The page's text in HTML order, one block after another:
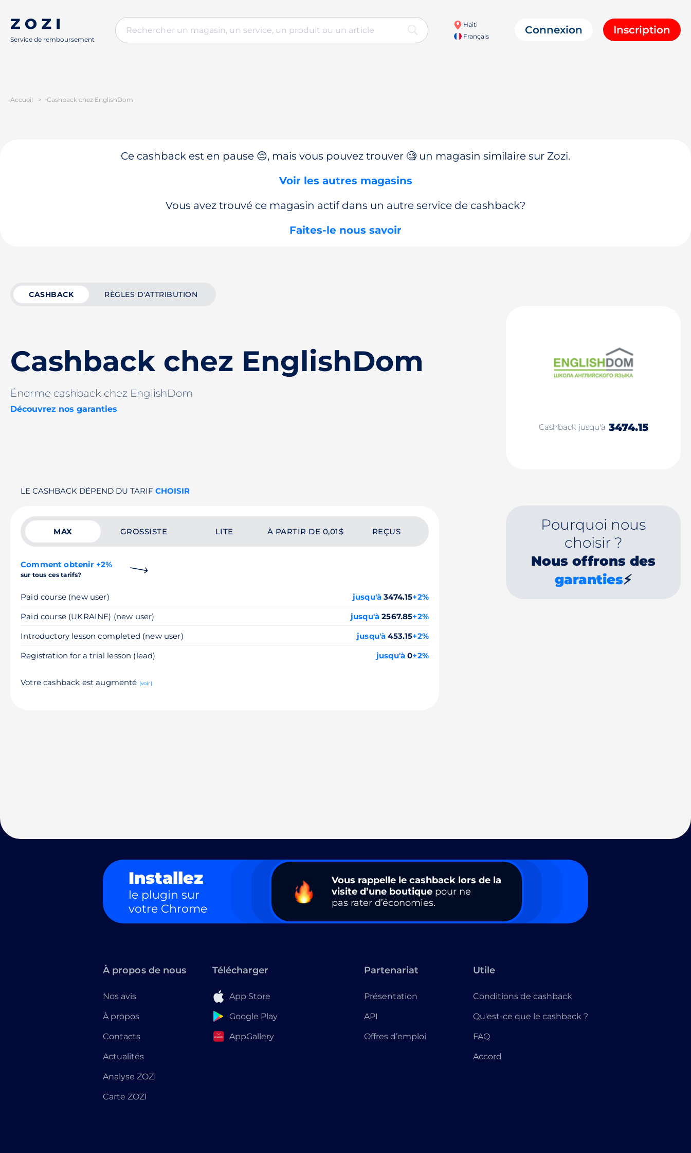
Service de remboursement
Haiti
Français
Connexion Inscription
Accueil > Cashback chez EnglishDom
Ce cashback est en pause 😔, mais vous pouvez trouver 🧐 un magasin similaire sur Zozi.
Voir les autres magasins
Vous avez trouvé ce magasin actif dans un autre service de cashback?
Faites-le nous savoir
CASHBACK RÈGLES D'ATTRIBUTION
Cashback chez EnglishDom
Énorme cashback chez EnglishDom
Découvrez nos garanties
Cashback jusqu'à 3474.15
LE CASHBACK DÉPEND DU TARIF CHOISIR
MAX GROSSISTE LITE À PARTIR DE 0,01$ REÇUS
Comment obtenir +2%
sur tous ces tarifs?
Paid course (new user) jusqu'à 3474.15+2%
Paid course (UKRAINE) (new user)
jusqu'à 2567.85+2%
Introductory lesson completed (new user)
jusqu'à 453.15+2%
Registration for a trial lesson (lead)
jusqu'à 0+2%
Votre cashback est augmenté (voir)
Pourquoi nous
choisir ?
Nous offrons des
garanties⚡
Installez
le plugin sur
votre Chrome
Vous rappelle le cashback lors de la
visite d’une boutique pour ne
pas rater d’économies.
À propos de nous
Nos avis
À propos
Contacts
Actualités
Analyse ZOZI
Carte ZOZI
Télécharger
App Store
Google Play
AppGallery
Partenariat
Présentation
API
Offres d’emploi
Utile
Conditions de cashback
Qu'est-ce que le cashback ?
FAQ
Accord